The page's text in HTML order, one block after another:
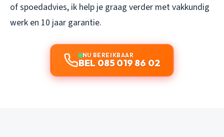
of spoedadvies, ik help je graag verder met vakkundig
werk en 10 jaar garantie.
NU BEREIKBAAR
BEL 085 019 86 02